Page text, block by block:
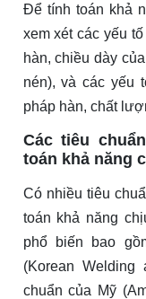
Để tính toán khả
xem xét các yếu
hàn, chiều dày
nén), và các yếu
pháp hàn, chất
Các tiêu
toán khả năng
Có nhiều tiêu
toán khả năng
phổ biến bao
(Korean Welding
chuẩn của Mỹ